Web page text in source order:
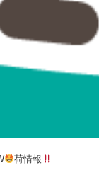
荷情報